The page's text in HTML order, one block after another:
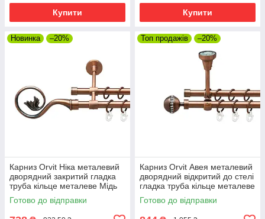
Купити Купити
Новинка –20%
Карниз Orvit Ніка металевий
дворядний закритий гладка
труба кільце металеве Мідь
16\16 мм 120 см (00-
00019915)
Готово до відправки
Топ продажів –20%
Карниз Orvit Авея металевий
дворядний відкритий до стелі
гладка труба кільце металеве
Мідь 16\16 мм 120 см (00-
00020021)
Готово до відправки